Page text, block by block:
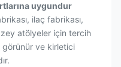
uygundur
ilaç fabrikası,
atölyeler için tercih
ve kirletici